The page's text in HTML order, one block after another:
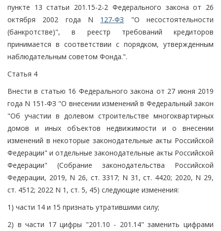
пункте 13 статьи 201.15-2-2 Федерального закона от 26
октября 2002 года N 127-ФЗ "О несостоятельности
(банкротстве)", в реестр требований кредиторов
принимается в соответствии с порядком, утвержденным
наблюдательным советом Фонда.".
Статья 4
Внести в статью 16 Федерального закона от 27 июня 2019
года N 151-ФЗ "О внесении изменений в Федеральный закон
"Об участии в долевом строительстве многоквартирных
домов и иных объектов недвижимости и о внесении
изменений в некоторые законодательные акты Российской
Федерации" и отдельные законодательные акты Российской
Федерации" (Собрание законодательства Российской
Федерации, 2019, N 26, ст. 3317; N 31, ст. 4420; 2020, N 29,
ст. 4512; 2022 N 1, ст. 5, 45) следующие изменения:
1) части 14 и 15 признать утратившими силу;
2) в части 17 цифры "201.10 - 201.14" заменить цифрами